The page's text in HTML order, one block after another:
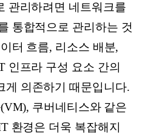
관리하려면 네트워크를
통합적으로 관리하는 것
터 흐름, 리소스 배분,
인프라 구성 요소 간의
게 의존하기 때문입니다.
쿠버네티스와 같은
환경은 더욱 복잡해지